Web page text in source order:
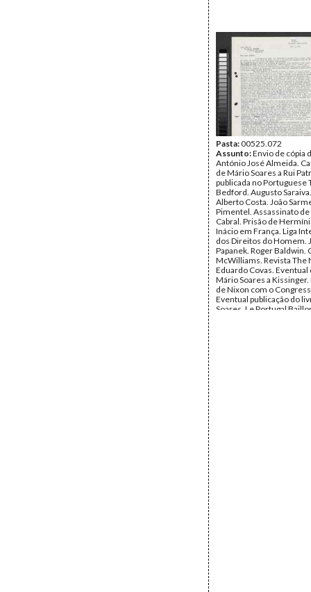
Pasta:00525.072
Assunto:Envio de cópia
António José Almeida.
de Mário Soares a Rui
publicada no Portuguese
Bedford. Augusto
Alberto Costa. João
Pimentel. Assassinato
Cabral. Prisão de
Inácio em França. Liga
dos Direitos do Homem.
Papanek. Roger Baldwin.
McWilliams. Revista The
Eduardo Covas. Eventual
Mário Soares a Kissinger.
de Nixon com o
Eventual publicação do
Soares, Le Portugal